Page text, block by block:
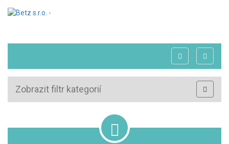
Zobrazit filtr kategorií